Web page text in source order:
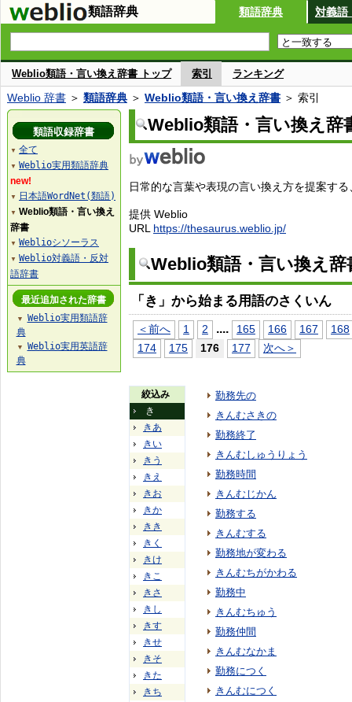
類語辞典 類語辞典 対義語
Weblio類語・言い換え辞書 トップ 索引 ランキング
Weblio 辞書 ＞ 類語辞典 ＞ Weblio類語・言い換え辞書 ＞ 索引
Weblio類語・言い換え辞
日常的な言葉や表現の言い換え方を提案す
提供 Weblio
URL https://thesaurus.weblio.jp/
Weblio類語・言い換え
「き」から始まる用語のさくいん
＜前へ 1 2 .... 165 166 167
168
174
175 176 177 次へ＞
絞込み
き
きあ
きい
きう
きえ
きお
きか
きき
きく
きけ
きこ
きさ
きし
きす
きせ
きそ
きた
きち
勤務先の
きんむさきの
勤務終了
きんむしゅうりょう
勤務時間
きんむじかん
勤務する
きんむする
勤務地が変わる
きんむちがかわる
勤務中
きんむちゅう
勤務仲間
きんむなかま
勤務につく
きんむにつく
類語収録辞書
▼ 全て
▼ Weblio実用類語辞典
new!
▼ 日本語WordNet(類語)
▼ Weblio類語・言い換え
辞書
▼ Weblioシソーラス
▼ Weblio対義語・反対
語辞書
最近追加された辞書
▼
Weblio実用類語辞
典
▼
Weblio実用英語辞
典